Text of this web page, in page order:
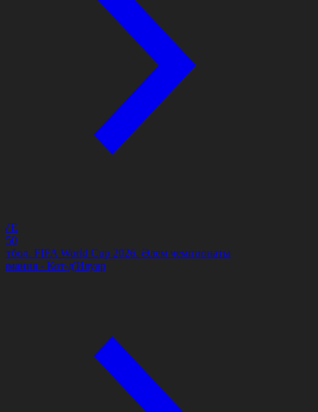
FIFA World Cup 2026. Әлем чемпионаты
- Кот-д'Ивуар